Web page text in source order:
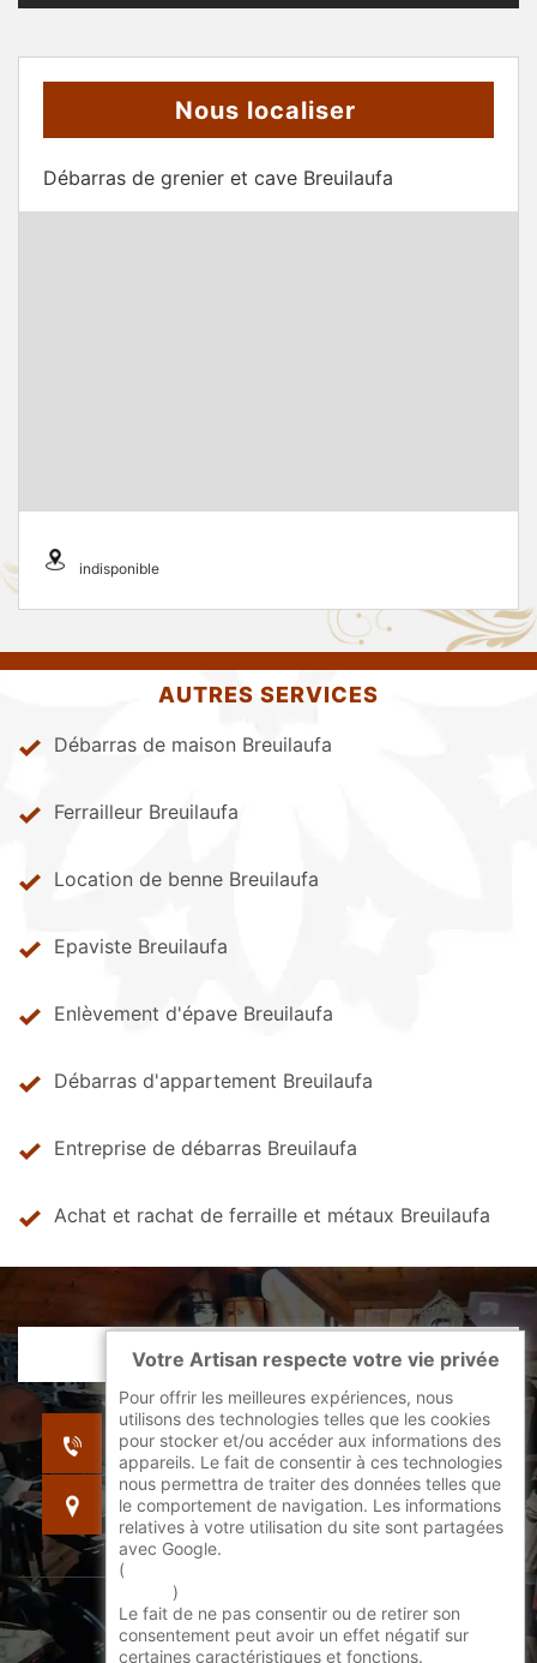
Nous localiser
Débarras de grenier et cave Breuilaufa
indisponible
AUTRES SERVICES
Débarras de maison Breuilaufa
Ferrailleur Breuilaufa
Location de benne Breuilaufa
Epaviste Breuilaufa
Enlèvement d'épave Breuilaufa
Débarras d'appartement Breuilaufa
Entreprise de débarras Breuilaufa
Achat et rachat de ferraille et métaux Breuilaufa
indisponible
indisponible
indisponible
©2022 - 2026 Tout droit réservé -
Votre Artisan respecte votre vie privée
Pour offrir les meilleures expériences, nous
utilisons des technologies telles que les cookies
pour stocker et/ou accéder aux informations des
appareils. Le fait de consentir à ces technologies
nous permettra de traiter des données telles que
le comportement de navigation. Les informations
relatives à votre utilisation du site sont partagées
avec Google.
(
)
Le fait de ne pas consentir ou de retirer son
consentement peut avoir un effet négatif sur
certaines caractéristiques et fonctions.